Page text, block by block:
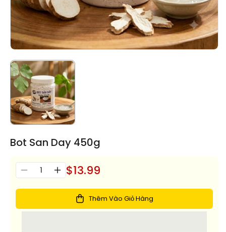
Bot San Day 450g
Giảm
Số
Tăng
lượng
$13.99
Thêm Vào Giỏ Hàng